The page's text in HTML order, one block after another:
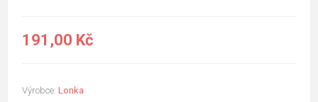
191,00 Kč
Výrobce: Lonka